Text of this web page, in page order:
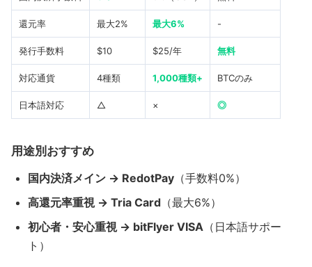
還元率 最大2% 最大6% -
発行手数料 $10 $25/年 無料
対応通貨 4種類 1,000種類+ BTCのみ
日本語対応 △ × ◎
用途別おすすめ
国内決済メイン → RedotPay （手数料0%）
高還元率重視 → Tria Card （最大6%）
初心者・安心重視 → bitFlyer VISA （日本語サポー
ト）